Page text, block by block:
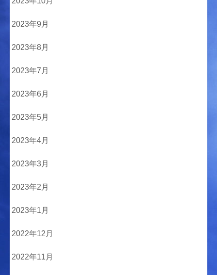
2023年9月
2023年8月
2023年7月
2023年6月
2023年5月
2023年4月
2023年3月
2023年2月
2023年1月
2022年12月
2022年11月